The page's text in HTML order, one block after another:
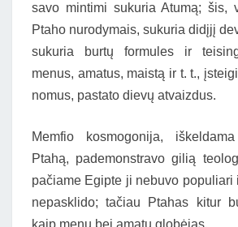
savo mintimi sukuria Atumą; šis,
Ptaho nurodymais, sukuria didįjį
sukuria burtų formules ir
menus, amatus, maistą ir t. t.,
nomus, pastato dievų atvaizdus.
Memfio kosmogonija,
Ptahą, pademonstravo gilią
pačiame Egipte ji nebuvo populiari
nepasklido; tačiau Ptahas kitur
kaip menų bei amatų globėjas.